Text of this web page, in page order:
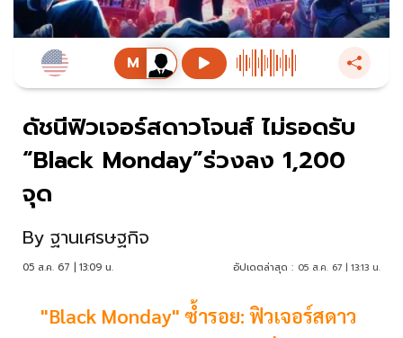
ดัชนีฟิวเจอร์สดาวโจนส์ ไม่รอดรับ
“Black Monday”ร่วงลง 1,200
จุด
By ฐานเศรษฐกิจ
05 ส.ค. 67 | 13:09 น. อัปเดตล่าสุด : 05 ส.ค. 67 | 13:13 น.
"Black Monday" ซ้ำรอย: ฟิวเจอร์สดาว